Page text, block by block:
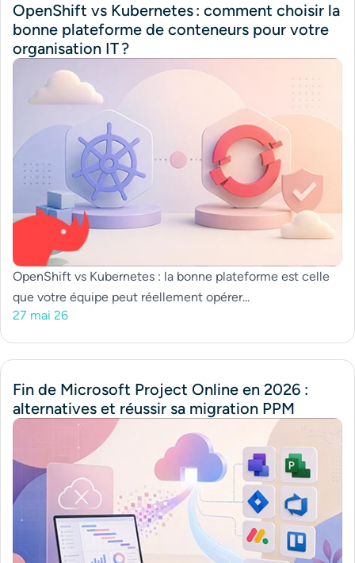
OpenShift vs Kubernetes : comment choisir la
bonne plateforme de conteneurs pour votre
organisation IT ?
OpenShift vs Kubernetes : la bonne plateforme est celle
que votre équipe peut réellement opérer...
27 mai 26
Fin de Microsoft Project Online en 2026 :
alternatives et réussir sa migration PPM